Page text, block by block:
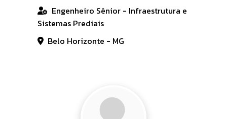
Engenheiro Sênior - Infraestrutura e
Sistemas Prediais
Belo Horizonte - MG